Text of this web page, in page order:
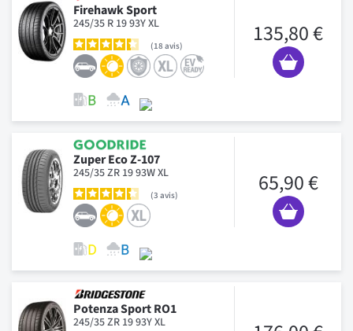
Firehawk Sport
245/35 R 19 93Y XL
18 avis 135,80 €
Zuper Eco Z-107
245/35 ZR 19 93W XL
3 avis 65,90 €
Potenza Sport RO1
245/35 ZR 19 93Y XL